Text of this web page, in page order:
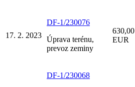
17. 2. 2023
DF-1/230076
Úprava terénu,
prevoz zeminy
630,00
EUR
DF-1/230068